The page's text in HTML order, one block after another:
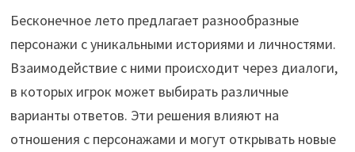
Бесконечное лето предлагает разнообразные
персонажи с уникальными историями и личностями.
Взаимодействие с ними происходит через диалоги,
в которых игрок может выбирать различные
варианты ответов. Эти решения влияют на
отношения с персонажами и могут открывать новые